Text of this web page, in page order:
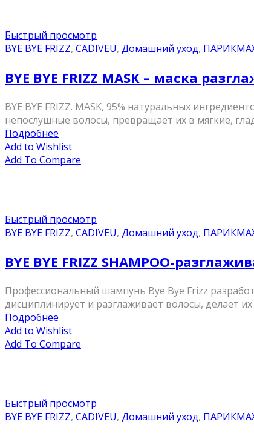
Быстрый просмотр
BYE BYE FRIZZ, CADIVEU, Домашний уход,
BYE BYE FRIZZ MASK – маска
BYE BYE FRIZZ. MASK, 95% натуральных
непослушные волосы, превращает их в мягкие,
Подробнее
Add to Wishlist
Add To Compare
Быстрый просмотр
BYE BYE FRIZZ, CADIVEU, Домашний уход,
BYE BYE FRIZZ SHAMPOO-
Профессиональный шампунь Bye Bye Frizz
дисциплинирует и разглаживает волосы, делает
Подробнее
Add to Wishlist
Add To Compare
Быстрый просмотр
BYE BYE FRIZZ, CADIVEU, Домашний уход,